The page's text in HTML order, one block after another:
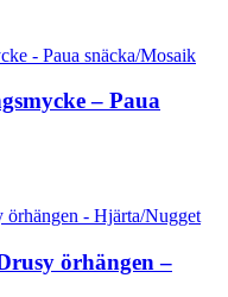
– Paua
örhängen –